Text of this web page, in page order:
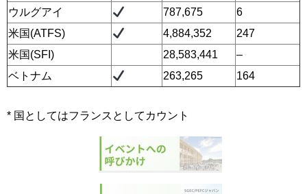
ウルグアイ
787,675
6
米国(ATFS)
4,884,352
247
米国(SFI)
28,583,441
–
ベトナム
263,265 164
* 国としてはフランスとしてカウント